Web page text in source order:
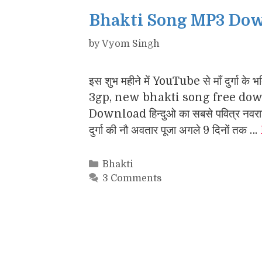
Bhakti Song MP3
byVyom Singh
इस शुभ महीने में YouTube से माँ दुर्गा
3gp, new bhakti song free
Download हिन्दुओ का सबसे पवित्र
दुर्गा की नौ अवतार पूजा अगले 9 दिनों तक …
Categories
Bhakti
3 Comments